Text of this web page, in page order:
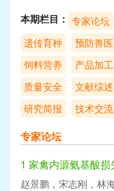
本期栏目： 专家论坛
遗传育种
预防兽医
饲料营养
产品加工
质量安全
文献综述
研究简报
技术交流
专家论坛
1 家禽内源氨基酸
赵景鹏，宋志刚，林